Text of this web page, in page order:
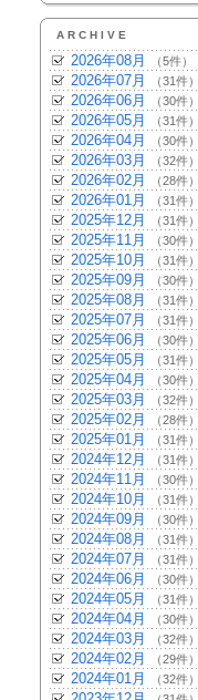
ARCHIVE
2026年08月 （5件）
2026年07月 （31件）
2026年06月 （30件）
2026年05月 （31件）
2026年04月 （30件）
2026年03月 （32件）
2026年02月 （28件）
2026年01月 （31件）
2025年12月 （31件）
2025年11月 （30件）
2025年10月 （31件）
2025年09月 （30件）
2025年08月 （31件）
2025年07月 （31件）
2025年06月 （30件）
2025年05月 （31件）
2025年04月 （30件）
2025年03月 （32件）
2025年02月 （28件）
2025年01月 （31件）
2024年12月 （31件）
2024年11月 （30件）
2024年10月 （31件）
2024年09月 （30件）
2024年08月 （31件）
2024年07月 （31件）
2024年06月 （30件）
2024年05月 （31件）
2024年04月 （30件）
2024年03月 （32件）
2024年02月 （29件）
2024年01月 （32件）